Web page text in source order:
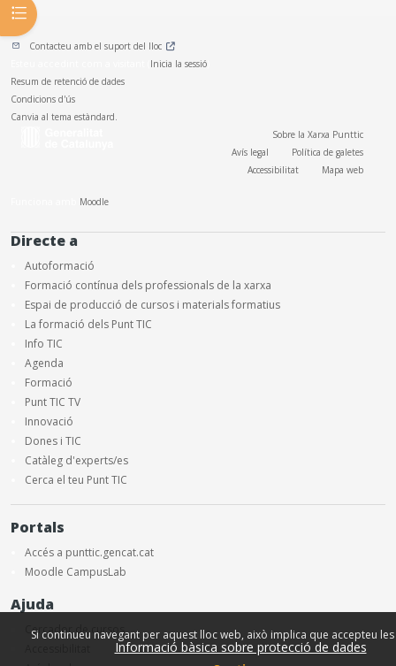
Si continueu navegant per aquest lloc web, això implica que accepteu
Informació bàsica sobre protecció de dades
Obre l'índex del curs
Contacteu amb el suport del lloc
Inicia la sessió
Resum de retenció de dades
Condicions d'ús
Canvia al tema estàndard.
Sobre la Xarxa Punttic
Avís legal
Política de galetes
Accessibilitat
Mapa web
Moodle
Directe a
Autoformació
Formació contínua dels professionals de la xarxa
Espai de producció de cursos i materials formatius
La formació dels Punt TIC
Info TIC
Agenda
Formació
Punt TIC TV
Innovació
Dones i TIC
Catàleg d'experts/es
Cerca el teu Punt TIC
Portals
Accés a punttic.gencat.cat
Moodle CampusLab
Ajuda
Cercador de cursos